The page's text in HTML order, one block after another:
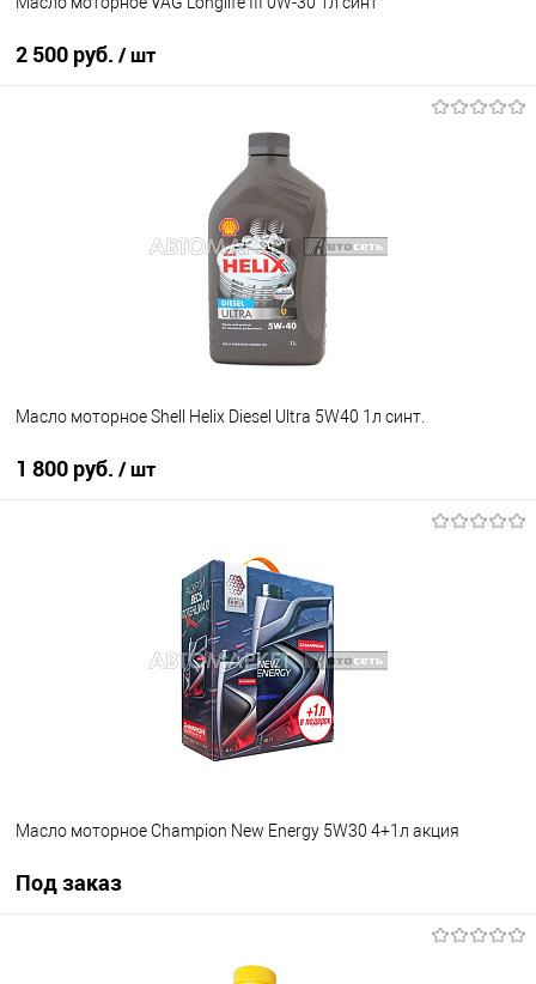
2 500 руб. / шт
В наличии
Масло моторное Shell Helix Diesel Ultra 5W40 1л синт.
1 800 руб. / шт
В наличии
Масло моторное Champion New Energy 5W30 4+1л акция
Под заказ